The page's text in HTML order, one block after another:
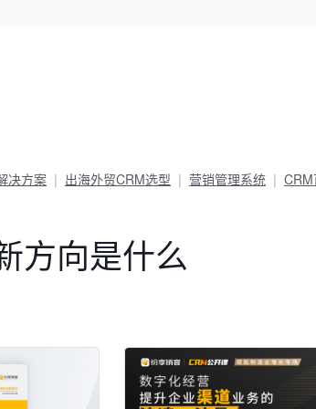
决方案 出海外贸CRM选型 营销管理系统
方向是什么